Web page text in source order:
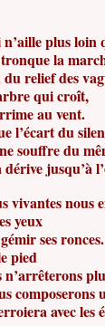
plus loin
la
relief des
qui croît,
au vent.
l’écart du
souffre du
jusqu’à
vivantes nous
yeux
ses ronces.
pied
n’arrêterons
composerons
avec les